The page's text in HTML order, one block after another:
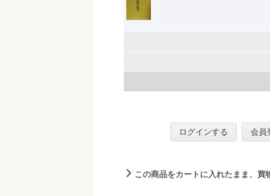
ログインする 会員
この商品をカートに入れたまま、買